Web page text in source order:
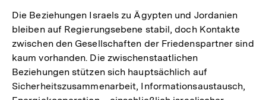
Die Beziehungen Israels zu Ägypten und Jordanien
bleiben auf Regierungsebene stabil, doch Kontakte
zwischen den Gesellschaften der Friedenspartner sind
kaum vorhanden. Die zwischenstaatlichen
Beziehungen stützen sich hauptsächlich auf
Sicherheitszusammenarbeit, Informationsaustausch,